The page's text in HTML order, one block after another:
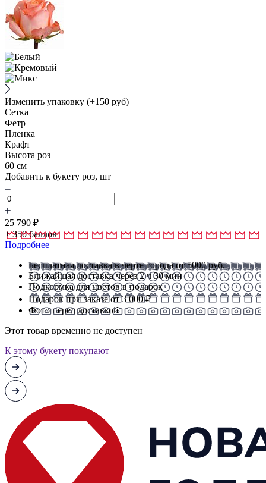
Изменить упаковку (+150 руб)
Сетка
Фетр
Пленка
Крафт
Высота роз
60 см
Добавить к букету роз, шт
25 790 ₽
+350баллов
Подробнее
Бесплатная доставка в черте города от 5000 руб.
Ближайшая доставка через 2 ч 30 мин
Подкормка для цветов в подарок
Подарок при заказе от 3 000 ₽
Фото перед доставкой
Этот товар временно не доступен
К этому букету покупают